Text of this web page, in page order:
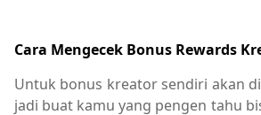
Cara Mengecek Bonus Rewards
Untuk bonus kreator sendiri akan
jadi buat kamu yang pengen tahu